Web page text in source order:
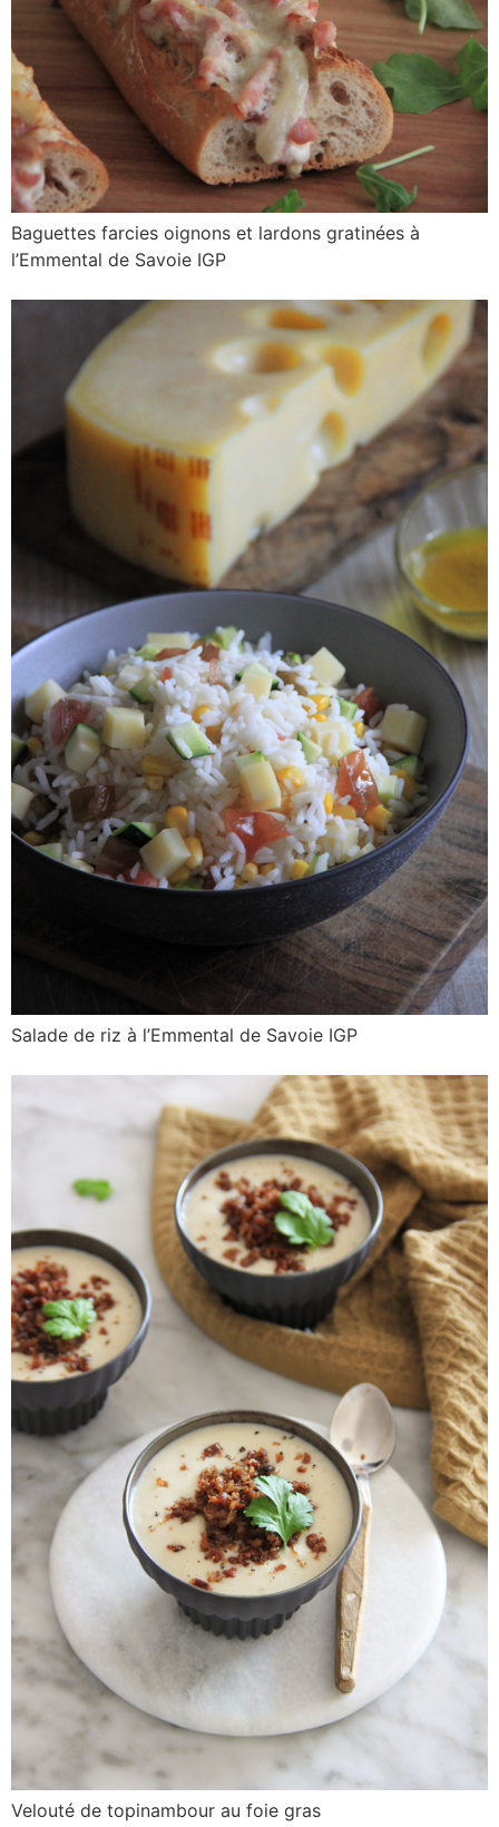
Baguettes farcies oignons et lardons gratinées à
l’Emmental de Savoie IGP
Salade de riz à l’Emmental de Savoie IGP
Velouté de topinambour au foie gras